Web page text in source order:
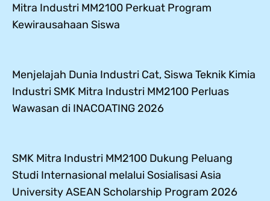
Mitra Industri MM2100 Perkuat Program
Kewirausahaan Siswa
Menjelajah Dunia Industri Cat, Siswa Teknik Kimia
Industri SMK Mitra Industri MM2100 Perluas
Wawasan di INACOATING 2026
SMK Mitra Industri MM2100 Dukung Peluang
Studi Internasional melalui Sosialisasi Asia
University ASEAN Scholarship Program 2026